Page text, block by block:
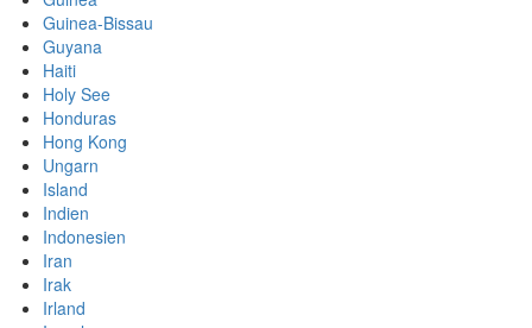
Guinea-Bissau
Guyana
Haiti
Holy See
Honduras
Hong Kong
Ungarn
Island
Indien
Indonesien
Iran
Irak
Irland